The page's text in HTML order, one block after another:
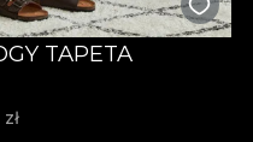
TAPETA
zł